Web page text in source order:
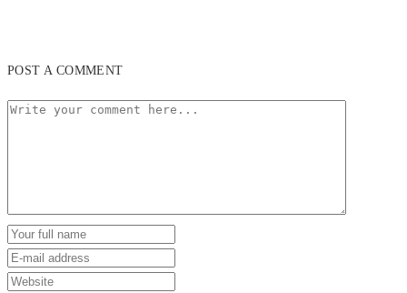
POST A COMMENT